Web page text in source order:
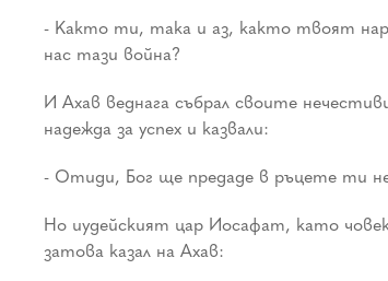
- Както ти, така и аз, както твоят
нас тази война?
И Ахав веднага събрал своите
надежда за успех и казвали:
- Отиди, Бог ще предаде в ръцете ти
Но иудейският цар Иосафат, като
затова казал на Ахав: